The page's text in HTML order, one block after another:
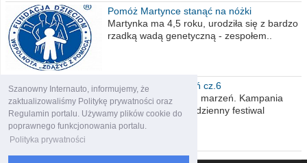
Szanowny Internauto, informujemy, że
zaktualizowaliśmy Politykę prywatności oraz
Regulamin portalu. Używamy plików cookie do
poprawnego funkcjonowania portalu.
Polityka prywatności
Pomóż Martynce stanąć na nóżki
Martynka ma 4,5 roku, urodziła się z bardzo
rzadką wadą genetyczną - zespołem..
Polska moich marzeń cz.6
Nadszedł kres moich marzeń. Kampania
wyborcza czyli niecodzienny festiwal
obietnic,..